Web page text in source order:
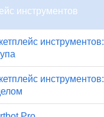
инструментов